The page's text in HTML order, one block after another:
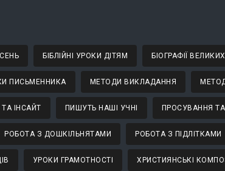
БІБЛІЙНІ УРОКИ ДІТЯМ БІОГРАФІЇ
ПИСЬМЕННИКА МЕТОДИ ВИКЛАДАННЯ
ІНСАЙТ ПИШУТЬ НАШІ УЧНІ ПРОСУВАННЯ
РОБОТА З ДОШКІЛЬНЯТАМИ РОБОТА З ПІДЛІТКАМИ
УРОКИ ГРАМОТНОСТІ ХРИСТИЯНСЬКІ